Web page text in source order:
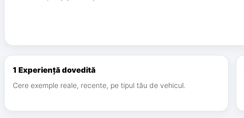
1 Experiență dovedită
Cere exemple reale, recente, pe tipul tău de vehicul.